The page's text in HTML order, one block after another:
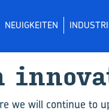
NEUIGKEITEN
we will continue to